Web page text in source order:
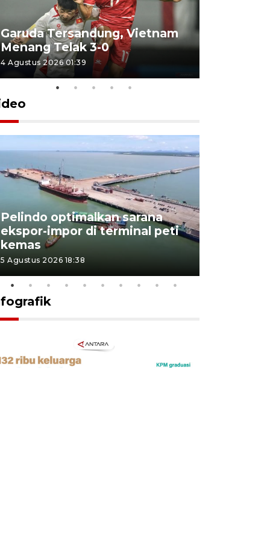
Garuda Tersandung, Vietnam
Menang Telak 3-0
4 Agustus 2026 01:39
Pelindo optimalkan sarana
ekspor-impor di terminal peti
kemas
5 Agustus 2026 18:38